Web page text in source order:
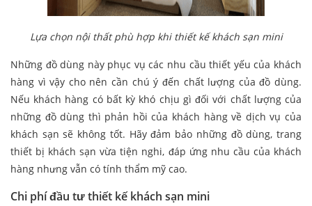
Lựa chọn nội thất phù hợp khi thiết kế khách sạn mini
Những đồ dùng này phục vụ các nhu cầu thiết yếu của khách
hàng vì vậy cho nên cần chú ý đến chất lượng của đồ dùng.
Nếu khách hàng có bất kỳ khó chịu gì đối với chất lượng của
những đồ dùng thì phản hồi của khách hàng về dịch vụ của
khách sạn sẽ không tốt. Hãy đảm bảo những đồ dùng, trang
thiết bị khách sạn vừa tiện nghi, đáp ứng nhu cầu của khách
hàng nhưng vẫn có tính thẩm mỹ cao.
Chi phí đầu tư thiết kế khách sạn mini